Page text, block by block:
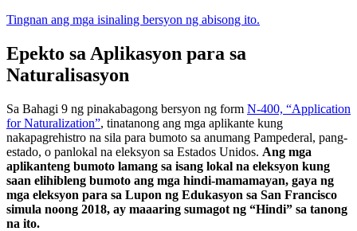
Tingnan ang mga isinaling bersyon ng abisong ito.
Epekto sa Aplikasyon para sa
Naturalisasyon
Sa Bahagi 9 ng pinakabagong bersyon ng form N-400, “Application
for Naturalization”, tinatanong ang mga aplikante kung
nakapagrehistro na sila para bumoto sa anumang Pampederal, pang-
estado, o panlokal na eleksyon sa Estados Unidos. Ang mga
aplikanteng bumoto lamang sa isang lokal na eleksyon kung
saan elihibleng bumoto ang mga hindi-mamamayan, gaya ng
mga eleksyon para sa Lupon ng Edukasyon sa San Francisco
simula noong 2018, ay maaaring sumagot ng “Hindi” sa tanong
na ito.